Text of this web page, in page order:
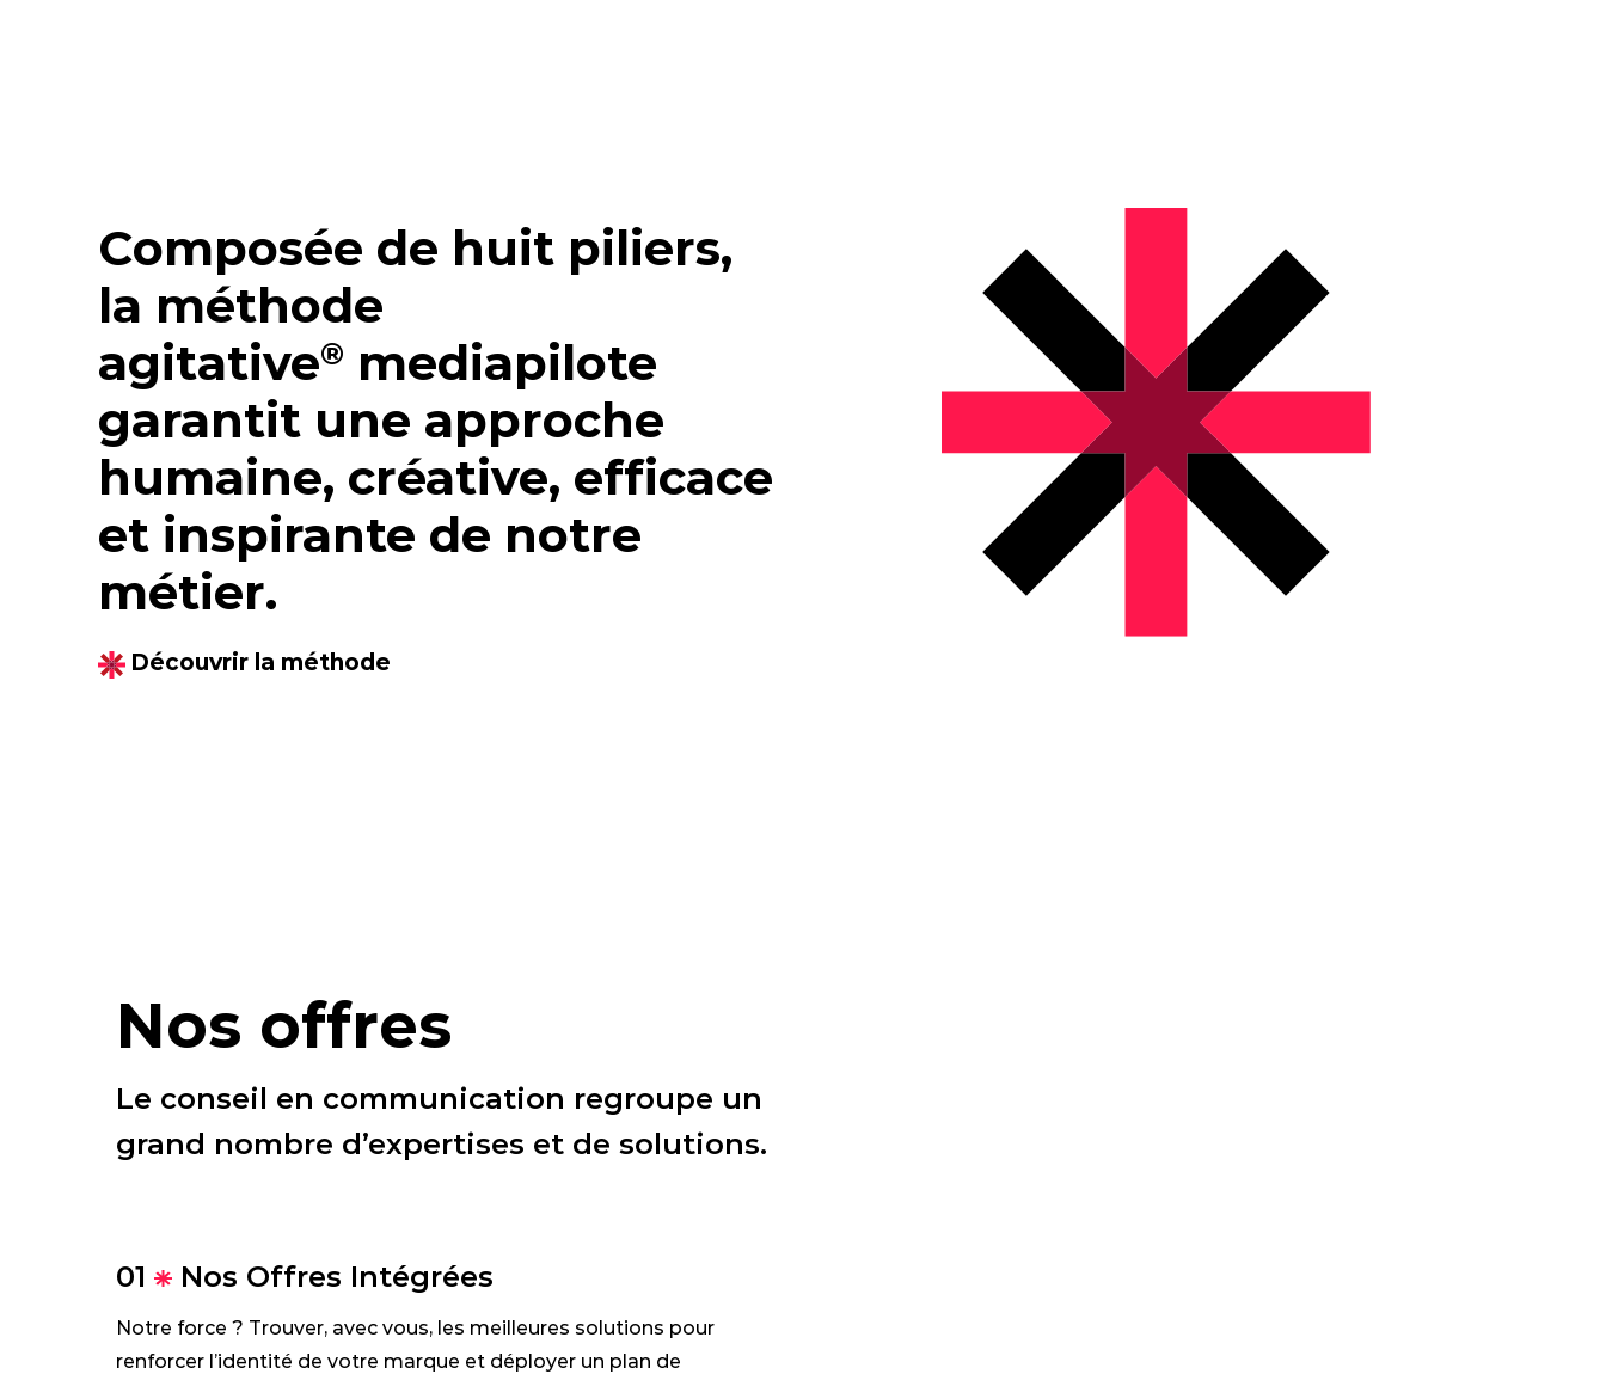
Composée de huit piliers,
la méthode
agitative® mediapilote
garantit une approche
humaine, créative, efficace
et inspirante de notre
métier.
Découvrir la méthode
Nos offres
Le conseil en communication regroupe un
grand nombre d’expertises et de solutions.
01 Nos Offres Intégrées
Notre force ? Trouver, avec vous, les meilleures solutions pour
renforcer l’identité de votre marque et déployer un plan de